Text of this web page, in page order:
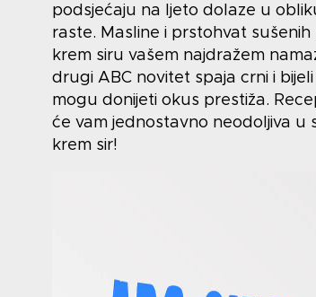
podsjećaju na ljeto dolaze u
raste. Masline i prstohvat
krem siru vašem najdražem
drugi ABC novitet spaja crni i
mogu donijeti okus prestiža.
će vam jednostavno neodoljiva u
krem sir!